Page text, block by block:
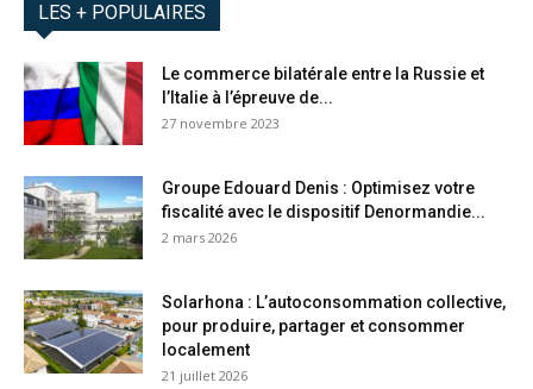
LES + POPULAIRES
Le commerce bilatérale entre la Russie et
l’Italie à l’épreuve de...
27 novembre 2023
Groupe Edouard Denis : Optimisez votre
fiscalité avec le dispositif Denormandie...
2 mars 2026
Solarhona : L’autoconsommation collective,
pour produire, partager et consommer
localement
21 juillet 2026